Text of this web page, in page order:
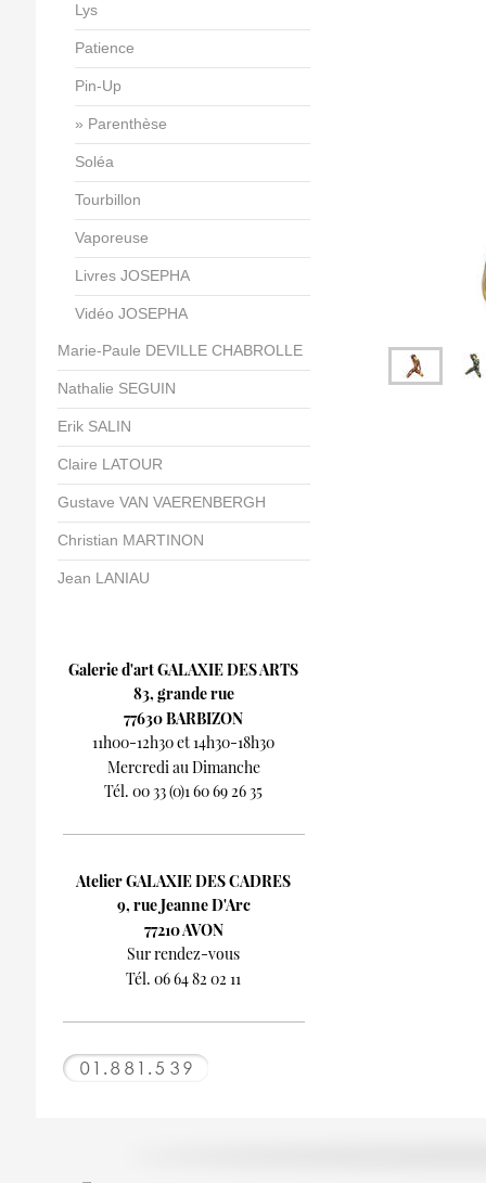
Lys
Patience
Pin-Up
Parenthèse
Soléa
Tourbillon
Vaporeuse
Livres JOSEPHA
Vidéo JOSEPHA
Marie-Paule DEVILLE CHABROLLE
Nathalie SEGUIN
Erik SALIN
Claire LATOUR
Gustave VAN VAERENBERGH
Christian MARTINON
Jean LANIAU
Galerie d'art GALAXIE DES ARTS
83, grande rue
77630 BARBIZON
11h00-12h30 et 14h30-18h30
Mercredi au Dimanche
Tél. 00 33 (0)1 60 69 26 35
Atelier GALAXIE DES CADRES
9, rue Jeanne D'Arc
77210 AVON
Sur rendez-vous
Tél. 06 64 82 02 11